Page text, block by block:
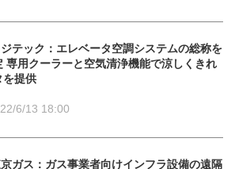
テック：エレベータ空調システムの総称を
専用クーラーと空気清浄機能で涼しくきれ
を提供
6/13 18:00
ガス：ガス事業者向けインフラ設備の遠隔